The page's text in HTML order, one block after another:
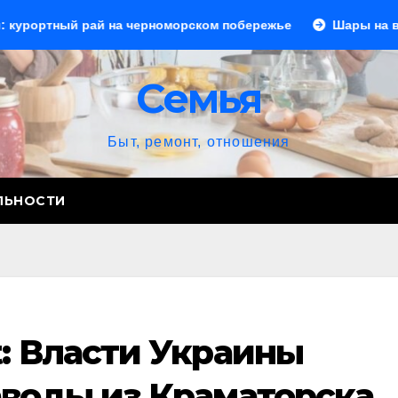
на черноморском побережье Шары на выпускной:
Семья
Быт, ремонт, отношения
Власти Украины